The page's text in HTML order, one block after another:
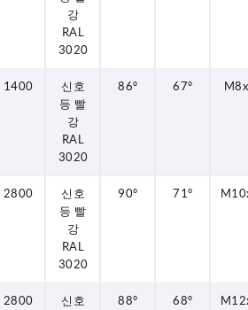
강
RAL
3020
1400
신호
등 빨
강
RAL
3020
86° 67°
2800
신호
등 빨
강
RAL
3020
90° 71°
2800
신호
88° 68°